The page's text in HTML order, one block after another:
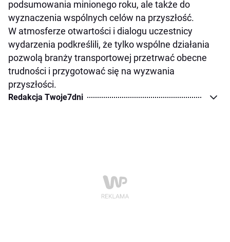
podsumowania minionego roku, ale także do
wyznaczenia wspólnych celów na przyszłość.
W atmosferze otwartości i dialogu uczestnicy
wydarzenia podkreślili, że tylko wspólne działania
pozwolą branży transportowej przetrwać obecne
trudności i przygotować się na wyzwania
przyszłości.
Redakcja Twoje7dni